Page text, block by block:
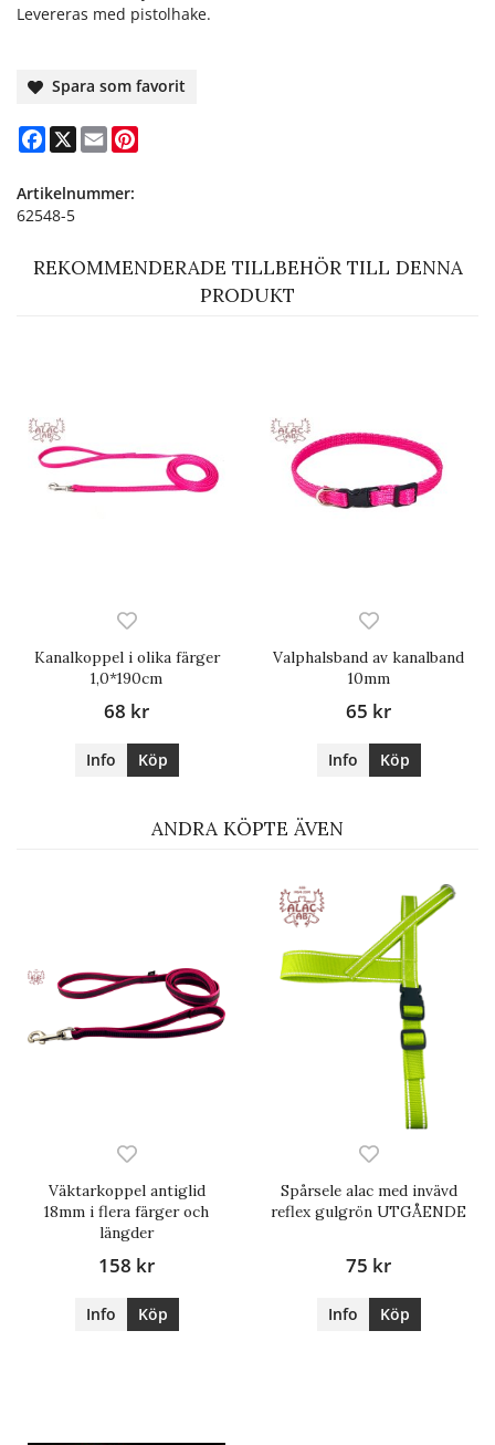
Levereras med pistolhake.
Spara som favorit
Facebook
X Email
Artikelnummer:
62548-5
REKOMMENDERADE TILLBEHÖR TILL DENNA
PRODUKT
Kanalkoppel i olika färger
1,0*190cm
68 kr
Info Köp
Valphalsband av kanalband
10mm
65 kr
Info Köp
ANDRA KÖPTE ÄVEN
Väktarkoppel antiglid
18mm i flera färger och
längder
158 kr
Info Köp
Spårsele alac med invävd
reflex gulgrön UTGÅENDE
75 kr
Info Köp